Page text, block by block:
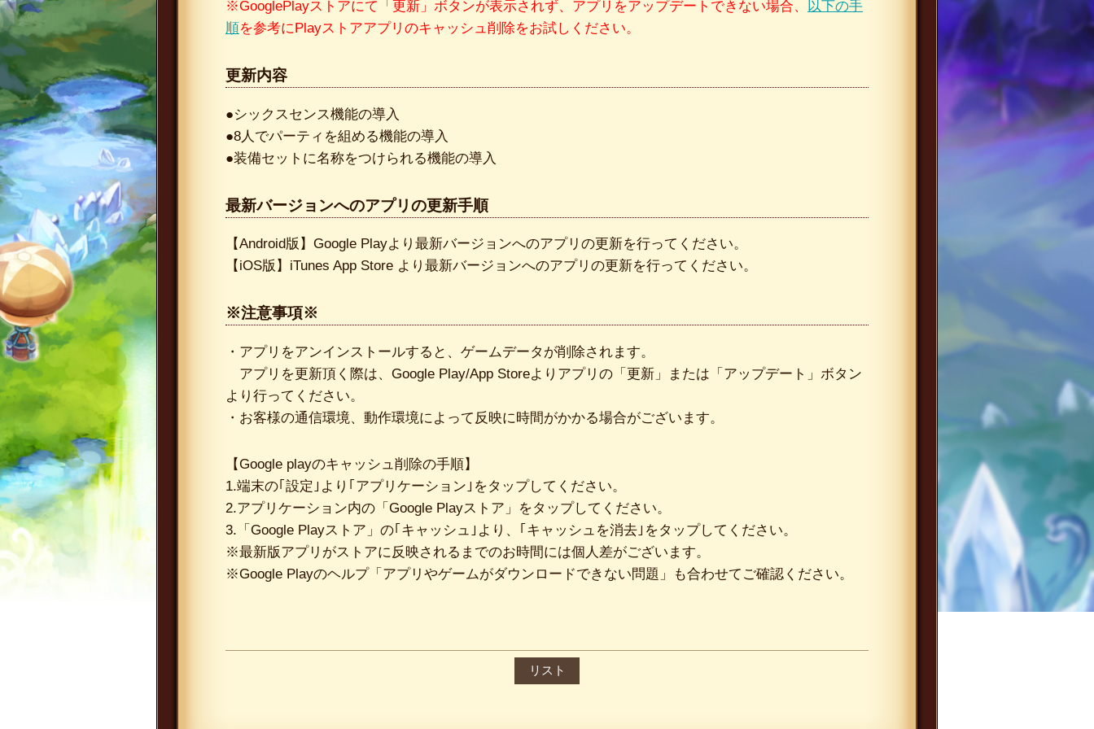
※GooglePlayストアにて「更新」ボタンが表示されず、アプリをアップデートできない場合、 以下の手
順を参考にPlayストアアプリのキャッシュ削除をお試しください。
更新内容
●シックスセンス機能の導入
●8人でパーティを組める機能の導入
●装備セットに名称をつけられる機能の導入
最新バージョンへのアプリの更新手順
【Android版】Google Playより最新バージョンへのアプリの更新を行ってください。
【iOS版】iTunes App Store より最新バージョンへのアプリの更新を行ってください。
※注意事項※
・アプリをアンインストールすると、ゲームデータが削除されます。
アプリを更新頂く際は、Google Play/App Storeよりアプリの「更新」または「アップデート」ボタン
より行ってください。
・お客様の通信環境、動作環境によって反映に時間がかかる場合がございます。
【Google playのキャッシュ削除の手順】
1.端末の｢設定｣より｢アプリケーション｣をタップしてください。
2.アプリケーション内の「Google Playストア」をタップしてください。
3.「Google Playストア」の｢キャッシュ｣より、｢キャッシュを消去｣をタップしてください。
※最新版アプリがストアに反映されるまでのお時間には個人差がございます。
※Google Playのヘルプ「アプリやゲームがダウンロードできない問題」も合わせてご確認ください。
リスト